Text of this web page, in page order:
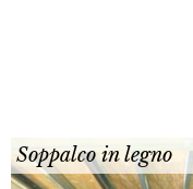
Soppalco in legno